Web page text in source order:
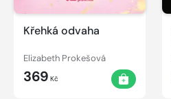
Křehká odvaha
Elizabeth Prokešová
369 Kč